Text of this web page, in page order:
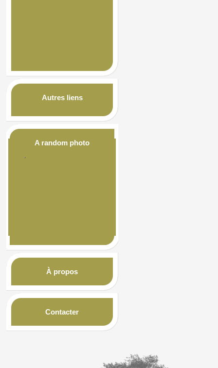
Autres liens
A random photo
À propos
Contacter